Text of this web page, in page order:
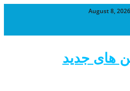
August 8, 2026
های جدید